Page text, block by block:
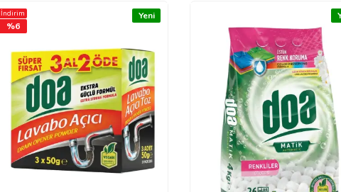
İndirim
%6
Yeni